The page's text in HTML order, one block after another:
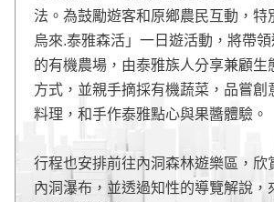
法。為鼓勵遊客和原鄉農民互動，特
烏來.泰雅森活」一日遊活動，將帶
的有機農場，由泰雅族人分享兼顧生
方式，並親手摘採有機蔬菜，品嘗創
料理，和手作泰雅點心與果醬體驗。
行程也安排前往內洞森林遊樂區，欣
內洞瀑布，並透過知性的導覽解說，